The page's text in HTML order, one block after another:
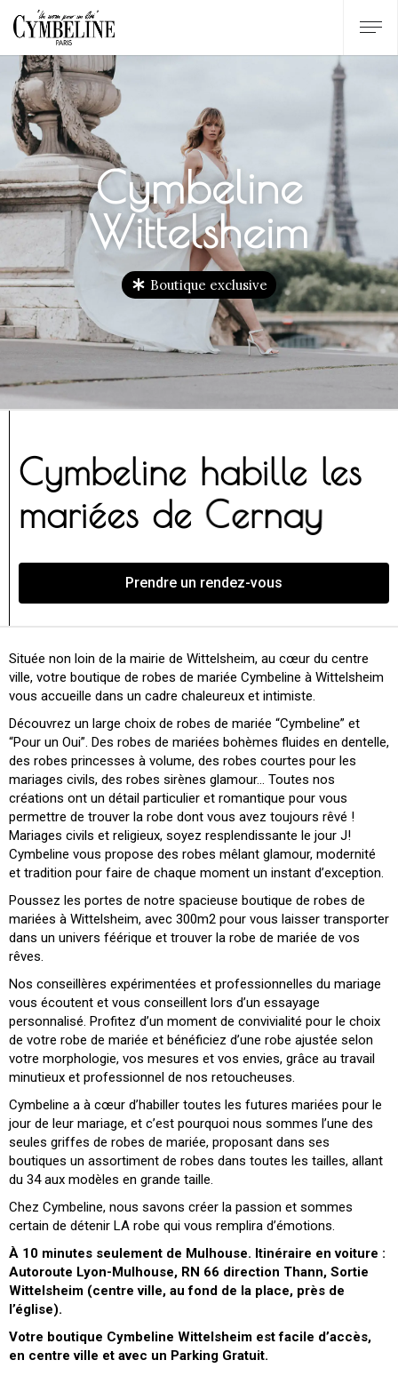
Cymbeline
Wittelsheim
Boutique exclusive
Cymbeline habille les
mariées de Rouffach
Prendre un rendez-vous
Située non loin de la mairie de Wittelsheim, au cœur du centre
ville, votre boutique de robes de mariée Cymbeline à Wittelsheim
vous accueille dans un cadre chaleureux et intimiste.
Découvrez un large choix de robes de mariée “Cymbeline” et
“Pour un Oui”. Des robes de mariées bohèmes fluides en dentelle,
des robes princesses à volume, des robes courtes pour les
mariages civils, des robes sirènes glamour… Toutes nos
créations ont un détail particulier et romantique pour vous
permettre de trouver la robe dont vous avez toujours rêvé !
Mariages civils et religieux, soyez resplendissante le jour J!
Cymbeline vous propose des robes mêlant glamour, modernité
et tradition pour faire de chaque moment un instant d’exception.
Poussez les portes de notre spacieuse boutique de robes de
mariées à Wittelsheim, avec 300m2 pour vous laisser transporter
dans un univers féérique et trouver la robe de mariée de vos
rêves.
Nos conseillères expérimentées et professionnelles du mariage
vous écoutent et vous conseillent lors d’un essayage
personnalisé. Profitez d’un moment de convivialité pour le choix
de votre robe de mariée et bénéficiez d’une robe ajustée selon
votre morphologie, vos mesures et vos envies, grâce au travail
minutieux et professionnel de nos retoucheuses.
Cymbeline a à cœur d’habiller toutes les futures mariées pour le
jour de leur mariage, et c’est pourquoi nous sommes l’une des
seules griffes de robes de mariée, proposant dans ses
boutiques un assortiment de robes dans toutes les tailles, allant
du 34 aux modèles en grande taille.
Chez Cymbeline, nous savons créer la passion et sommes
certain de détenir LA robe qui vous remplira d’émotions.
À 10 minutes seulement de Mulhouse. Itinéraire en voiture :
Autoroute Lyon-Mulhouse, RN 66 direction Thann, Sortie
Wittelsheim (centre ville, au fond de la place, près de
l’église).
Votre boutique Cymbeline Wittelsheim est facile d’accès,
en centre ville et avec un Parking Gratuit.